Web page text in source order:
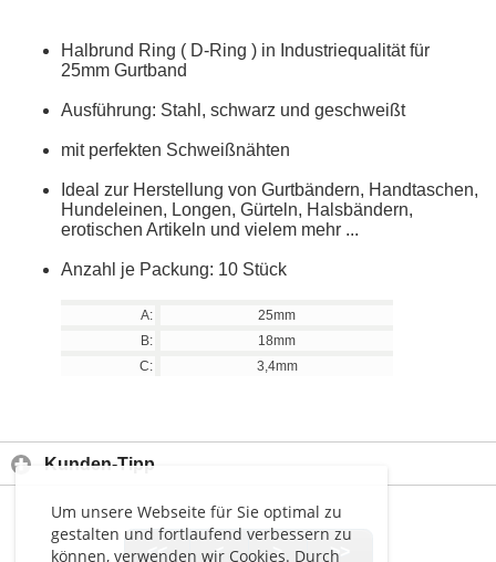
Um unsere Webseite für Sie optimal zu
gestalten und fortlaufend verbessern zu
können, verwenden wir Cookies. Durch
Halbrund Ring ( D-Ring ) in Industriequalität für
25mm Gurtband
Ausführung: Stahl, schwarz und geschweißt
mit perfekten Schweißnähten
Ideal zur Herstellung von Gurtbändern, Handtaschen,
Hundeleinen, Longen, Gürteln, Halsbändern,
erotischen Artikeln und vielem mehr ...
Anzahl je Packung: 10 Stück
A:
25mm
B:
18mm
C:
3,4mm
Kunden-Tipp
<< < > >>